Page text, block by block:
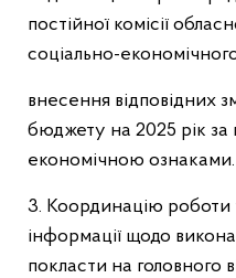
постійної комісії
соціально-
внесення відповідних
бюджету на 2025 рік
економічною ознаками.
3. Координацію роботи
інформації щодо
покласти на головного